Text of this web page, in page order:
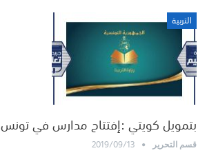
التربية
بتمويل كويتي :إفتتاح مدارس في تونس
قسم التحرير 2019/09/13